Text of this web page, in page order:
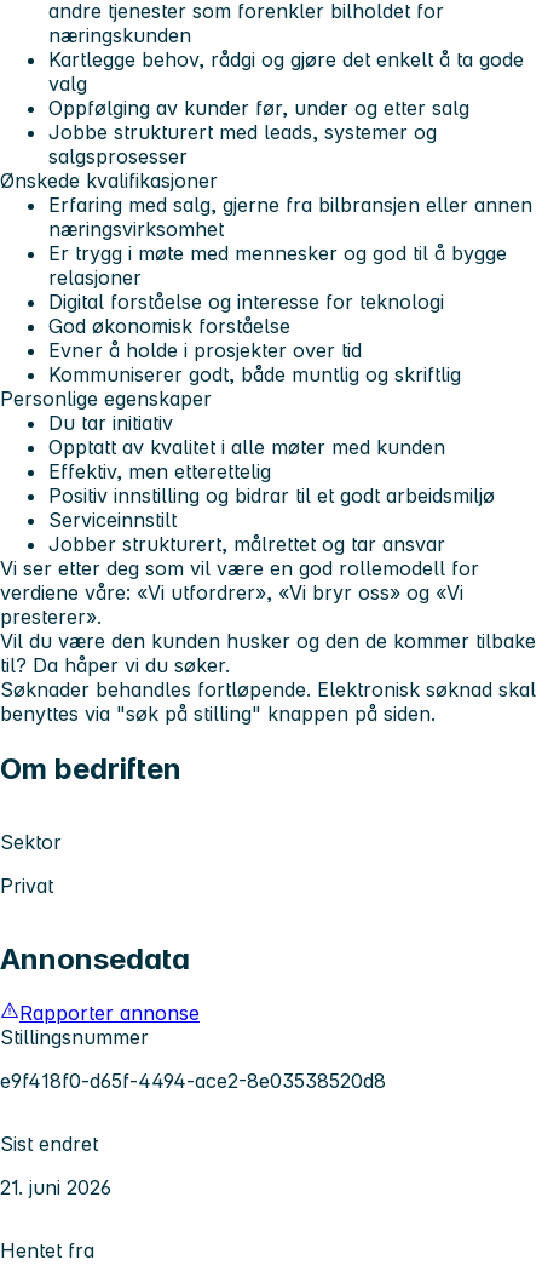
andre tjenester som forenkler bilholdet for
næringskunden
Kartlegge behov, rådgi og gjøre det enkelt å ta gode
valg
Oppfølging av kunder før, under og etter salg
Jobbe strukturert med leads, systemer og
salgsprosesser
Ønskede kvalifikasjoner
Erfaring med salg, gjerne fra bilbransjen eller annen
næringsvirksomhet
Er trygg i møte med mennesker og god til å bygge
relasjoner
Digital forståelse og interesse for teknologi
God økonomisk forståelse
Evner å holde i prosjekter over tid
Kommuniserer godt, både muntlig og skriftlig
Personlige egenskaper
Du tar initiativ
Opptatt av kvalitet i alle møter med kunden
Effektiv, men etterettelig
Positiv innstilling og bidrar til et godt arbeidsmiljø
Serviceinnstilt
Jobber strukturert, målrettet og tar ansvar
Vi ser etter deg som vil være en god rollemodell for
verdiene våre: «Vi utfordrer», «Vi bryr oss» og «Vi
presterer».
Vil du være den kunden husker og den de kommer tilbake
til? Da håper vi du søker.
Søknader behandles fortløpende. Elektronisk søknad skal
benyttes via "søk på stilling" knappen på siden.
Om bedriften
Sektor
Privat
Annonsedata
Rapporter annonse
Stillingsnummer
e9f418f0-d65f-4494-ace2-8e03538520d8
Sist endret
21. juni 2026
Hentet fra